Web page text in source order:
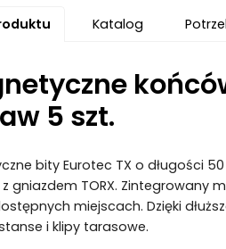
Katalog
5 szt.
bity Eurotec TX o długości
gniazdem TORX. Zintegrowany
miejscach. Dzięki
i klipy tarasowe.